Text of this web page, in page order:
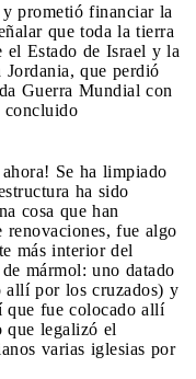
prometió financiar la
que toda la tierra
Estado de Israel y la
Jordania, que perdió
Guerra Mundial con
concluido
Se ha limpiado
ha sido
cosa que han
renovaciones, fue algo
más interior del
mármol: uno datado
por los cruzados) y
que fue colocado allí
que legalizó el
varias iglesias por